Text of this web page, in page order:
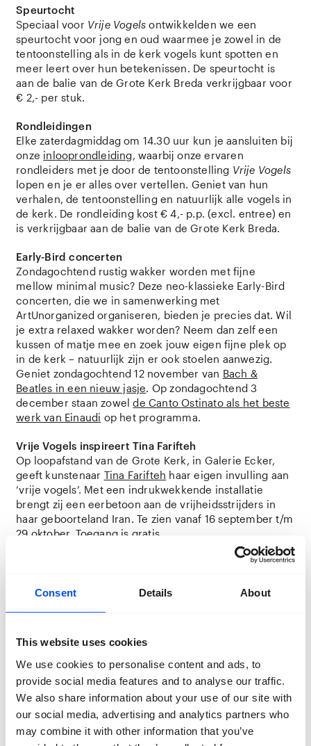
Consent Details About
This website uses cookies
We use cookies to personalise content and ads, to
provide social media features and to analyse our traffic.
We also share information about your use of our site with
our social media, advertising and analytics partners who
may combine it with other information that you’ve
Speurtocht
Speciaal voor Vrije Vogels ontwikkelden we een
speurtocht voor jong en oud waarmee je zowel in de
tentoonstelling als in de kerk vogels kunt spotten en
meer leert over hun betekenissen. De speurtocht is
aan de balie van de Grote Kerk Breda verkrijgbaar voor
€ 2,- per stuk.
Rondleidingen
Elke zaterdagmiddag om 14.30 uur kun je aansluiten bij
onze inlooprondleiding, waarbij onze ervaren
rondleiders met je door de tentoonstelling Vrije Vogels
lopen en je er alles over vertellen. Geniet van hun
verhalen, de tentoonstelling en natuurlijk alle vogels in
de kerk. De rondleiding kost € 4,- p.p. (excl. entree) en
is verkrijgbaar aan de balie van de Grote Kerk Breda.
Early-Bird concerten
Zondagochtend rustig wakker worden met fijne
mellow minimal music? Deze neo-klassieke Early-Bird
concerten, die we in samenwerking met
ArtUnorganized organiseren, bieden je precies dat. Wil
je extra relaxed wakker worden? Neem dan zelf een
kussen of matje mee en zoek jouw eigen fijne plek op
in de kerk – natuurlijk zijn er ook stoelen aanwezig.
Geniet zondagochtend 12 november van Bach &
Beatles in een nieuw jasje. Op zondagochtend 3
december staan zowelde Canto Ostinato als het beste
werk van Einaudi op het programma.
Vrije Vogels inspireert Tina Farifteh
Op loopafstand van de Grote Kerk, in Galerie Ecker,
geeft kunstenaar Tina Farifteh haar eigen invulling aan
‘vrije vogels’. Met een indrukwekkende installatie
brengt zij een eerbetoon aan de vrijheidsstrijders in
haar geboorteland Iran. Te zien vanaf 16 september t/m
29 oktober. Toegang is gratis.
Breda eenspeciaal filmprogramma
samengesteld.
Donderdag 28 septemberAll that Breathes
Donderdag 26 oktoberLady Bird
Donderdag 9 november
The Birds
Winged Migration
Meerdere keren in de herfstvakantie: Shooom’s
AvontuurenKauwboy